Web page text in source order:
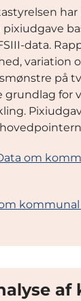
data.
variation
på
grundlag for
om
af